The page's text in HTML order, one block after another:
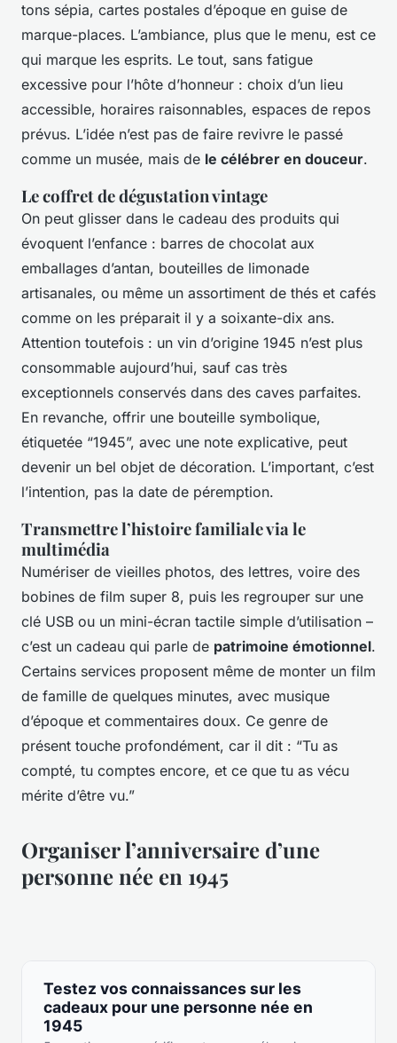
tons sépia, cartes postales d’époque en guise de
marque-places. L’ambiance, plus que le menu, est ce
qui marque les esprits. Le tout, sans fatigue
excessive pour l’hôte d’honneur : choix d’un lieu
accessible, horaires raisonnables, espaces de repos
prévus. L’idée n’est pas de faire revivre le passé
comme un musée, mais de le célébrer en douceur.
Le coffret de dégustation vintage
On peut glisser dans le cadeau des produits qui
évoquent l’enfance : barres de chocolat aux
emballages d’antan, bouteilles de limonade
artisanales, ou même un assortiment de thés et cafés
comme on les préparait il y a soixante-dix ans.
Attention toutefois : un vin d’origine 1945 n’est plus
consommable aujourd’hui, sauf cas très
exceptionnels conservés dans des caves parfaites.
En revanche, offrir une bouteille symbolique,
étiquetée “1945”, avec une note explicative, peut
devenir un bel objet de décoration. L’important, c’est
l’intention, pas la date de péremption.
Transmettre l’histoire familiale via le
multimédia
Numériser de vieilles photos, des lettres, voire des
bobines de film super 8, puis les regrouper sur une
clé USB ou un mini-écran tactile simple d’utilisation –
c’est un cadeau qui parle de patrimoine émotionnel.
Certains services proposent même de monter un film
de famille de quelques minutes, avec musique
d’époque et commentaires doux. Ce genre de
présent touche profondément, car il dit : “Tu as
compté, tu comptes encore, et ce que tu as vécu
mérite d’être vu.”
Organiser l’anniversaire d’une
personne née en 1945